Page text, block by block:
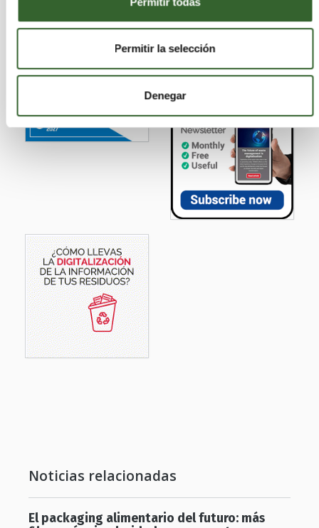
Permitir la selección
Denegar
Noticias relacionadas
El packaging alimentario del futuro: más